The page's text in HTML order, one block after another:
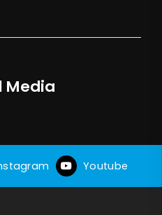
Media
Youtube